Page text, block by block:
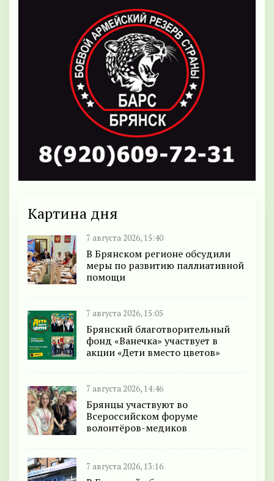
Картина дня
7 августа 2026, 15:40
В Брянском регионе обсудили
меры по развитию паллиативной
помощи
7 августа 2026, 15:05
Брянский благотворительный
фонд «Ванечка» участвует в
акции «Дети вместо цветов»
7 августа 2026, 14:46
Брянцы участвуют во
Всероссийском форуме
волонтёров-медиков
7 августа 2026, 13:16